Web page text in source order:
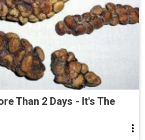
Than 2 Days - It's The